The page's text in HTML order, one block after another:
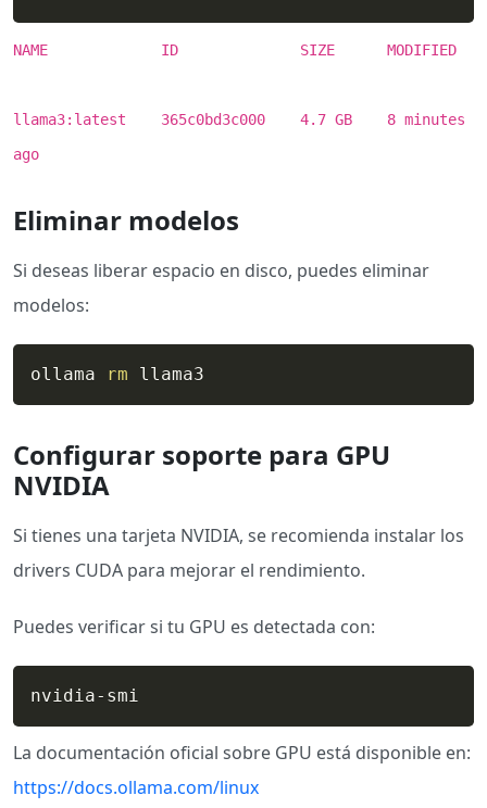
NAME ID SIZE MODIFIED
llama3:latest 365c0bd3c000 4.7 GB 8 minutes
ago
Eliminar modelos
Si deseas liberar espacio en disco, puedes eliminar
modelos:
ollama rm llama3
Configurar soporte para GPU
NVIDIA
Si tienes una tarjeta NVIDIA, se recomienda instalar los
drivers CUDA para mejorar el rendimiento.
Puedes verificar si tu GPU es detectada con:
nvidia-smi
La documentación oficial sobre GPU está disponible en:
https://docs.ollama.com/linux